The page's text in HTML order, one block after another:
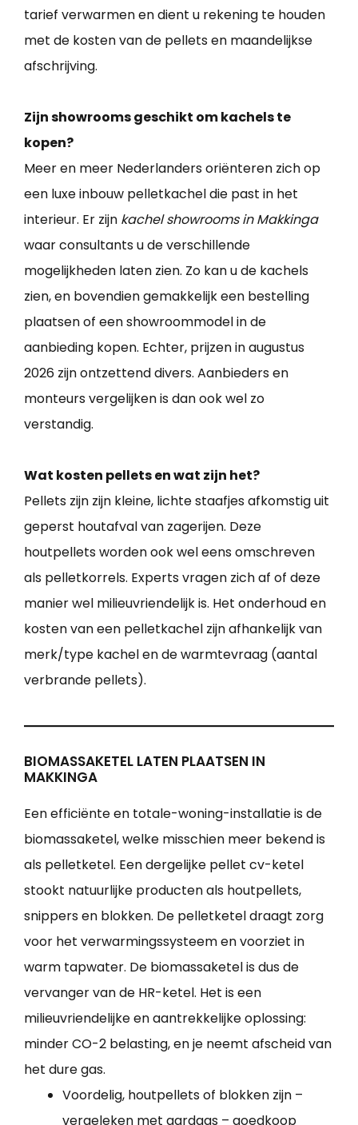
tarief verwarmen en dient u rekening te houden
met de kosten van de pellets en maandelijkse
afschrijving.
Zijn showrooms geschikt om kachels te
kopen?
Meer en meer Nederlanders oriënteren zich op
een luxe inbouw pelletkachel die past in het
interieur. Er zijn kachel showrooms in Makkinga
waar consultants u de verschillende
mogelijkheden laten zien. Zo kan u de kachels
zien, en bovendien gemakkelijk een bestelling
plaatsen of een showroommodel in de
aanbieding kopen. Echter, prijzen in augustus
2026 zijn ontzettend divers. Aanbieders en
monteurs vergelijken is dan ook wel zo
verstandig.
Wat kosten pellets en wat zijn het?
Pellets zijn zijn kleine, lichte staafjes afkomstig uit
geperst houtafval van zagerijen. Deze
houtpellets worden ook wel eens omschreven
als pelletkorrels. Experts vragen zich af of deze
manier wel milieuvriendelijk is. Het onderhoud en
kosten van een pelletkachel zijn afhankelijk van
merk/type kachel en de warmtevraag (aantal
verbrande pellets).
BIOMASSAKETEL LATEN PLAATSEN IN
MAKKINGA
Een efficiënte en totale-woning-installatie is de
biomassaketel, welke misschien meer bekend is
als pelletketel. Een dergelijke pellet cv-ketel
stookt natuurlijke producten als houtpellets,
snippers en blokken. De pelletketel draagt zorg
voor het verwarmingssysteem en voorziet in
warm tapwater. De biomassaketel is dus de
vervanger van de HR-ketel. Het is een
milieuvriendelijke en aantrekkelijke oplossing:
minder CO-2 belasting, en je neemt afscheid van
het dure gas.
Voordelig, houtpellets of blokken zijn –
vergeleken met aardgas – goedkoop